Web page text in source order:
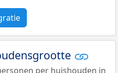
per huishouden in